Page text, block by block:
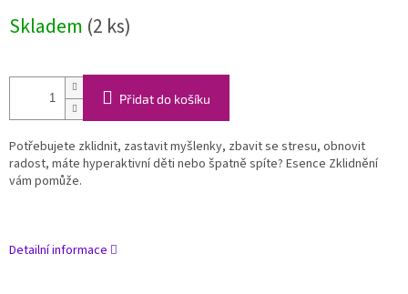
cena:
Skladem (2 ks)
Přidat do košíku
Potřebujete zklidnit, zastavit myšlenky, zbavit se stresu, obnovit
radost, máte hyperaktivní děti nebo špatně spíte? Esence Zklidnění
vám pomůže.
Detailní informace